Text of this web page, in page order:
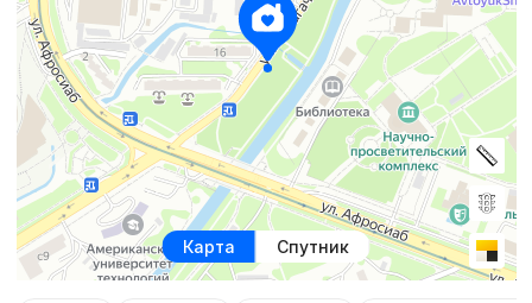
Карта Спутник